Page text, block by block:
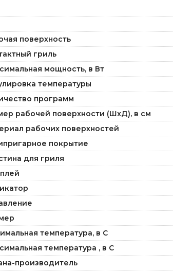
поверхность
гриль
мощность, в Вт
температуры
программ
рабочей поверхности (ШxД), в см
рабочих поверхностей
покрытие
для гриля
температура, в С
температура , в С
производитель